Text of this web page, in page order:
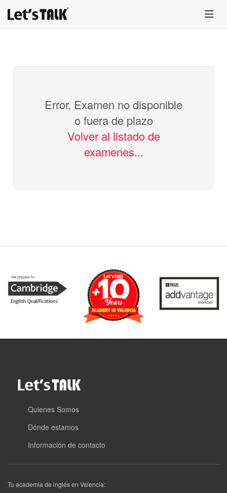
menu
Error. Examen no disponible
o fuera de plazo
Volver al listado de
examenes...
Quienes Somos
Dónde estamos
Información de contacto
Tu academia de inglés en Valencia: